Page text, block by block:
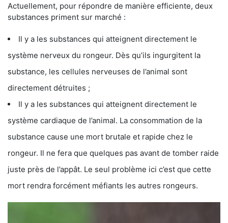
Actuellement, pour répondre de manière efficiente, deux
substances priment sur marché :
Il y a les substances qui atteignent directement le
système nerveux du rongeur. Dès qu’ils ingurgitent la
substance, les cellules nerveuses de l’animal sont
directement détruites ;
Il y a les substances qui atteignent directement le
système cardiaque de l’animal. La consommation de la
substance cause une mort brutale et rapide chez le
rongeur. Il ne fera que quelques pas avant de tomber raide
juste près de l’appât. Le seul problème ici c’est que cette
mort rendra forcément méfiants les autres rongeurs.